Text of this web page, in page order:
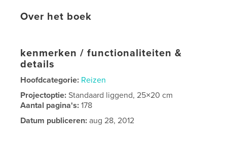
Over het boek
kenmerken / functionaliteiten &
details
Hoofdcategorie: Reizen
Projectoptie:Standaard liggend, 25×20 cm
Aantal pagina's:178
Datum publiceren: aug 28, 2012